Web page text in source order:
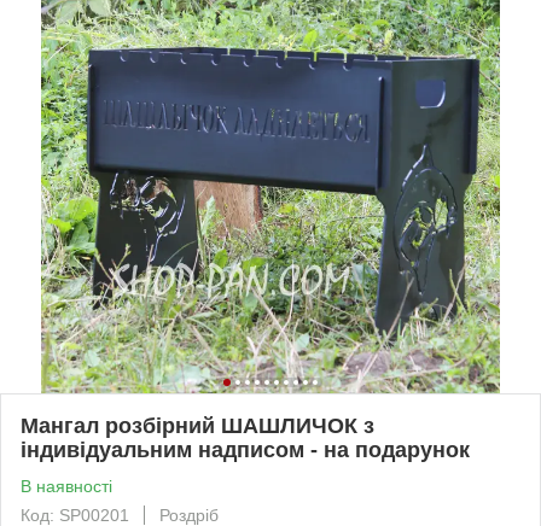
Мангал розбірний ШАШЛИЧОК з
індивідуальним надписом - на подарунок
В наявності
Код: SP00201
Роздріб